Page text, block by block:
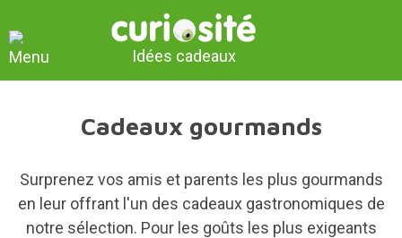
Idées cadeaux
Cadeaux gourmands
Surprenez vos amis et parents les plus gourmands
en leur offrant l'un des cadeaux gastronomiques de
notre sélection. Pour les goûts les plus exigeants